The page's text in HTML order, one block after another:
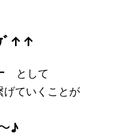
ﾞ↑↑
として
げていくことが
♪